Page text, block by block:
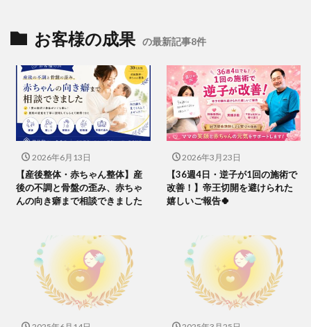
お客様の成果 の最新記事8件
2026年6月13日
【産後整体・赤ちゃん整体】産
後の不調と骨盤の歪み、赤ちゃ
んの向き癖まで相談できました
2026年3月23日
【36週4日・逆子が1回の施術で
改善！】帝王切開を避けられた
嬉しいご報告🍀